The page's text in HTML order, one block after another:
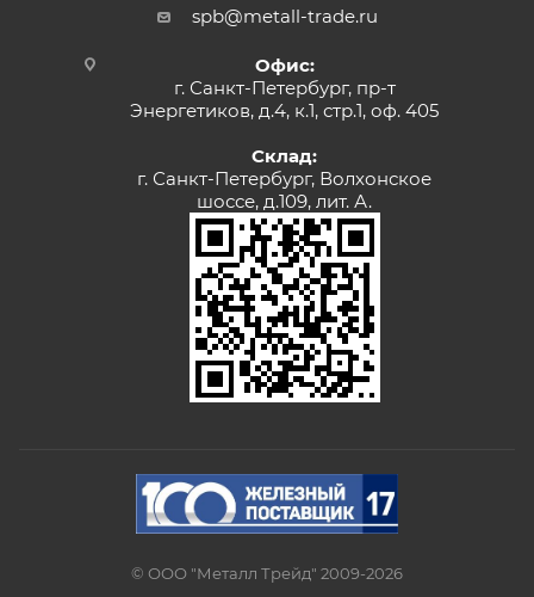
spb@metall-trade.ru
Офис:
г. Санкт-Петербург, пр-т
Энергетиков, д.4, к.1, стр.1, оф. 405
Склад:
г. Санкт-Петербург, Волхонское
шоссе, д.109, лит. А.
© ООО "Металл Трейд" 2009-2026